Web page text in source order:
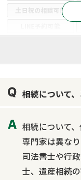
土日祝の相談可能
遺言書作成・遺言執行
相続手続き
相続人調査
相続トラブル
相続について
相続について
専門家は異な
司法書士や行
士、遺産相続